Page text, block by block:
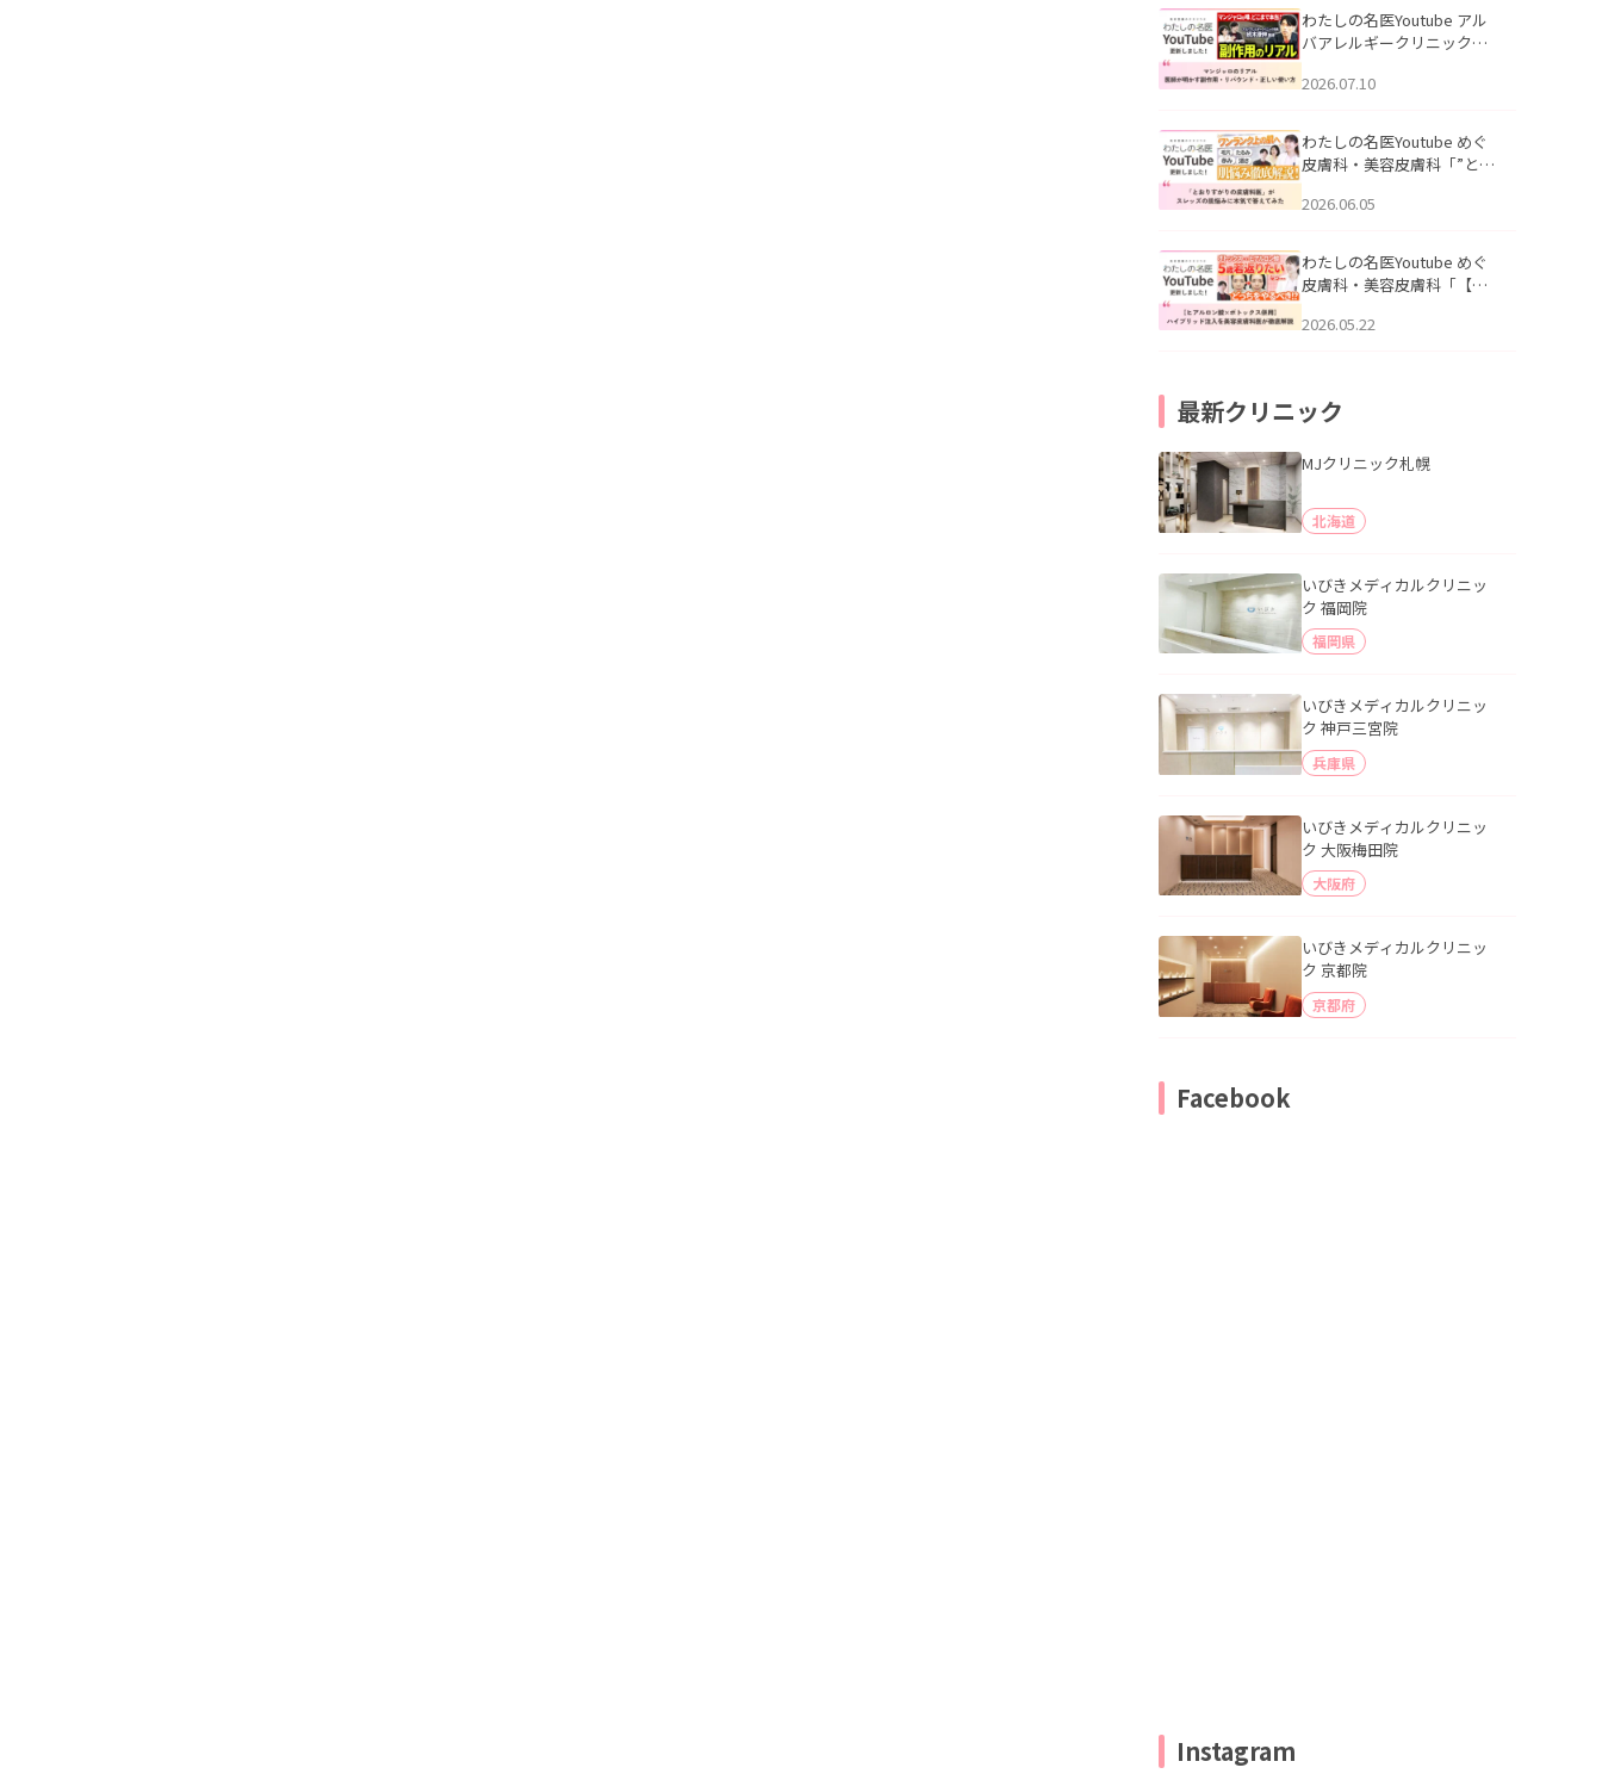
説」を公開いたしました。
わたしの名医Youtube アル
バアレルギークリニック札
医師が明かす副作用・リバ
公開いたしました。
2026.07.10
わたしの名医Youtube めぐ
皮膚科・美容皮膚科「”とお
ッズの肌悩みに本気で答え
た。
2026.06.05
わたしの名医Youtube めぐ
皮膚科・美容皮膚科「【ヒ
用】ハイブリッド注入を美
2026.05.22
最新クリニック
MJクリニック札幌
北海道
いびきメディカルクリニッ
ク 福岡院
福岡県
いびきメディカルクリニッ
ク 神戸三宮院
兵庫県
いびきメディカルクリニッ
ク 大阪梅田院
大阪府
いびきメディカルクリニッ
ク 京都院
京都府
Facebook
Instagram